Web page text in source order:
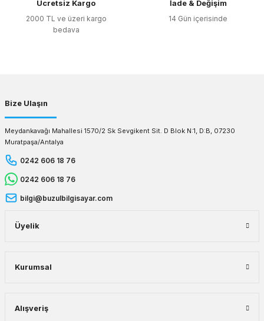
Ücretsiz Kargo
2000 TL ve üzeri kargo
bedava
İade & Değişim
14 Gün içerisinde
Bize Ulaşın
Meydankavağı Mahallesi 1570/2 Sk Sevgikent Sit. D Blok N:1, D:B, 07230
Muratpaşa/Antalya
0242 606 18 76
0242 606 18 76
bilgi@buzulbilgisayar.com
Üyelik
Kurumsal
Alışveriş